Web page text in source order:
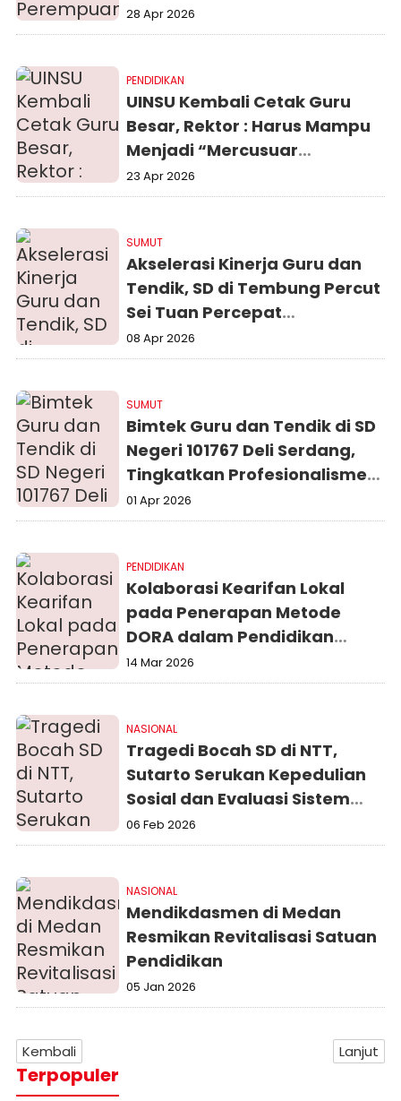
dan Pemerataan Hingga
Kepelosok
28 Apr 2026
PENDIDIKAN
UINSU Kembali Cetak Guru
Besar, Rektor : Harus Mampu
Menjadi “Mercusuar
Peradaban”
23 Apr 2026
SUMUT
Akselerasi Kinerja Guru dan
Tendik, SD di Tembung Percut
Sei Tuan Percepat
Peningkatan Hasil Belajar
08 Apr 2026
SUMUT
Bimtek Guru dan Tendik di SD
Negeri 101767 Deli Serdang,
Tingkatkan Profesionalisme
Pendidikan
01 Apr 2026
PENDIDIKAN
Kolaborasi Kearifan Lokal
pada Penerapan Metode
DORA dalam Pendidikan
Kepramukaan
14 Mar 2026
NASIONAL
Tragedi Bocah SD di NTT,
Sutarto Serukan Kepedulian
Sosial dan Evaluasi Sistem
Pendidikan
06 Feb 2026
NASIONAL
Mendikdasmen di Medan
Resmikan Revitalisasi Satuan
Pendidikan
05 Jan 2026
Kembali Lanjut
Terpopuler